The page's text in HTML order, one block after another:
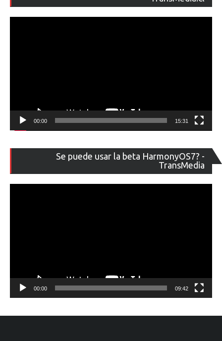
00:00 15:31
Se puede usar la beta HarmonyOS7? -
TransMedia
de
00:00 09:42